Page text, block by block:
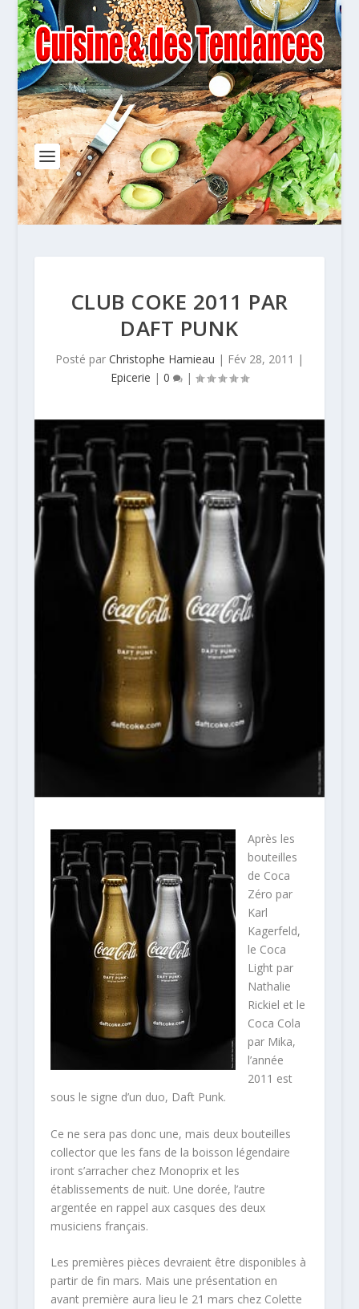
CLUB COKE 2011 PAR
DAFT PUNK
Posté par Christophe Hamieau | Fév 28, 2011 |
Epicerie | 0 |
Après les
bouteilles
de Coca
Zéro par
Karl
Kagerfeld,
le Coca
Light par
Nathalie
Rickiel et le
Coca Cola
par Mika,
l’année
2011 est
sous le signe d’un duo, Daft Punk.
Ce ne sera pas donc une, mais deux bouteilles
collector que les fans de la boisson légendaire
iront s’arracher chez Monoprix et les
établissements de nuit. Une dorée, l’autre
argentée en rappel aux casques des deux
musiciens français.
Les premières pièces devraient être disponibles à
partir de fin mars. Mais une présentation en
avant première aura lieu le 21 mars chez Colette